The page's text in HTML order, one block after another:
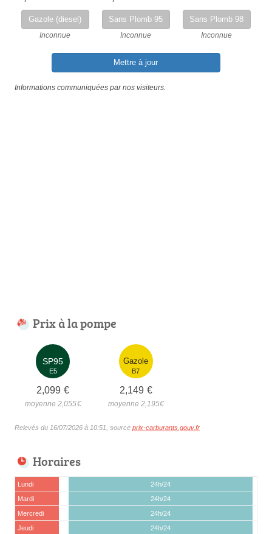
Gazole (diesel)
Inconnue
Sans Plomb 95
Inconnue
Sans Plomb 98
Inconnue
Mettre à jour
Informations communiquées par nos visiteurs.
Prix à la pompe
SP95
E5
2,099 €
moyenne 2,055€
Gazole
B7
2,149 €
moyenne 2,195€
Relevés du 16/07/2026 à 10:51, source prix-carburants.gouv.fr
Horaires
Lundi
24h/24
Mardi
24h/24
Mercredi
24h/24
Jeudi
24h/24